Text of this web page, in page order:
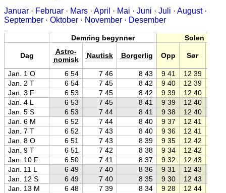
Januar · Februar · Mars · April · Mai · Juni · Juli · August·
September · Oktober · November · Desember
Demring begynner Solen
Dag
Astro-
nomisk
Nautisk Borgerlig Opp Sør
Jan. 1 O 6 54 7 46 8 43 9 41 12 39
Jan. 2 T
6 54 7 45 8 42 9 40 12 39
Jan. 3 F
6 53 7 45 8 42 9 39 12 40
Jan. 4 L
6 53 7 45 8 41 9 39 12 40
Jan. 5 S
6 53 7 44 8 41 9 38 12 40
Jan. 6 M
6 52 7 44 8 40 9 37 12 41
Jan. 7 T
6 52 7 43 8 40 9 36 12 41
Jan. 8 O
6 51 7 43 8 39 9 35 12 42
Jan. 9 T
6 51 7 42 8 38 9 34 12 42
Jan. 10 F
6 50 7 41 8 37 9 32 12 43
Jan. 11 L
6 49 7 40 8 36 9 31 12 43
Jan. 12 S
6 49 7 40 8 35 9 30 12 43
Jan. 13 M
6 48 7 39 8 34 9 28 12 44